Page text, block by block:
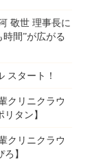
敬世 理事長に
間”が広がる
スタート！
クリニクラウ
タン】
クリニクラウ
】